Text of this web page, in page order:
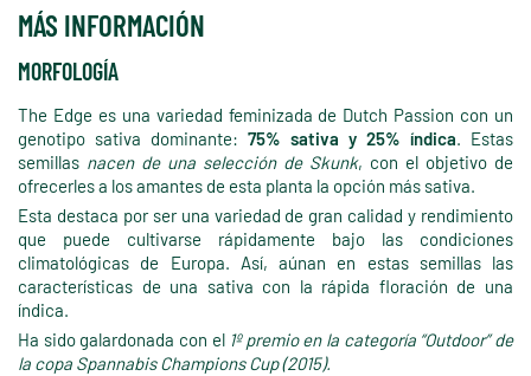
MÁS INFORMACIÓN
MORFOLOGÍA
The Edge es una variedad feminizada de Dutch Passion con un
genotipo sativa dominante: 75% sativa y 25% índica. Estas
semillas nacen de una selección de Skunk, con el objetivo de
ofrecerles a los amantes de esta planta la opción más sativa.
Esta destaca por ser una variedad de gran calidad y rendimiento
que puede cultivarse rápidamente bajo las condiciones
climatológicas de Europa. Así, aúnan en estas semillas las
características de una sativa con la rápida floración de una
índica.
Ha sido galardonada con el 1º premio en la categoría “Outdoor” de
la copa Spannabis Champions Cup (2015).